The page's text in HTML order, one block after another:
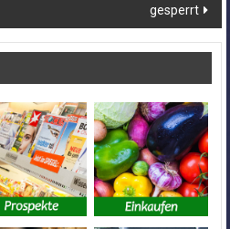
gesperrt